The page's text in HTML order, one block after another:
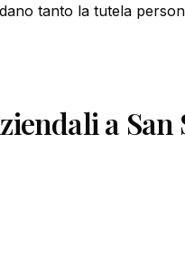
tanto la tutela
a San